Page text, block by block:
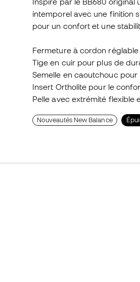
intemporel avec une finition
pour un confort et une
Fermeture à cordon
Tige en cuir pour plus de
Semelle en caoutchouc
Insert Ortholite pour le
Pelle avec extrémité flexible
Nouveautés New Balance